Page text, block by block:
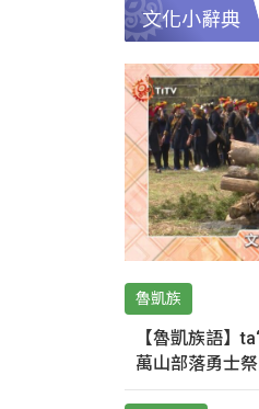
文化小辭典
魯凱族
【魯凱族語】
萬山部落勇士